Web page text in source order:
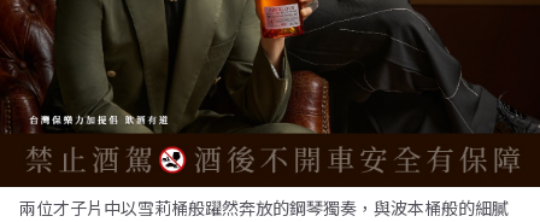
兩位才子片中以雪莉桶般躍然奔放的鋼琴獨奏，與波本桶般的細膩